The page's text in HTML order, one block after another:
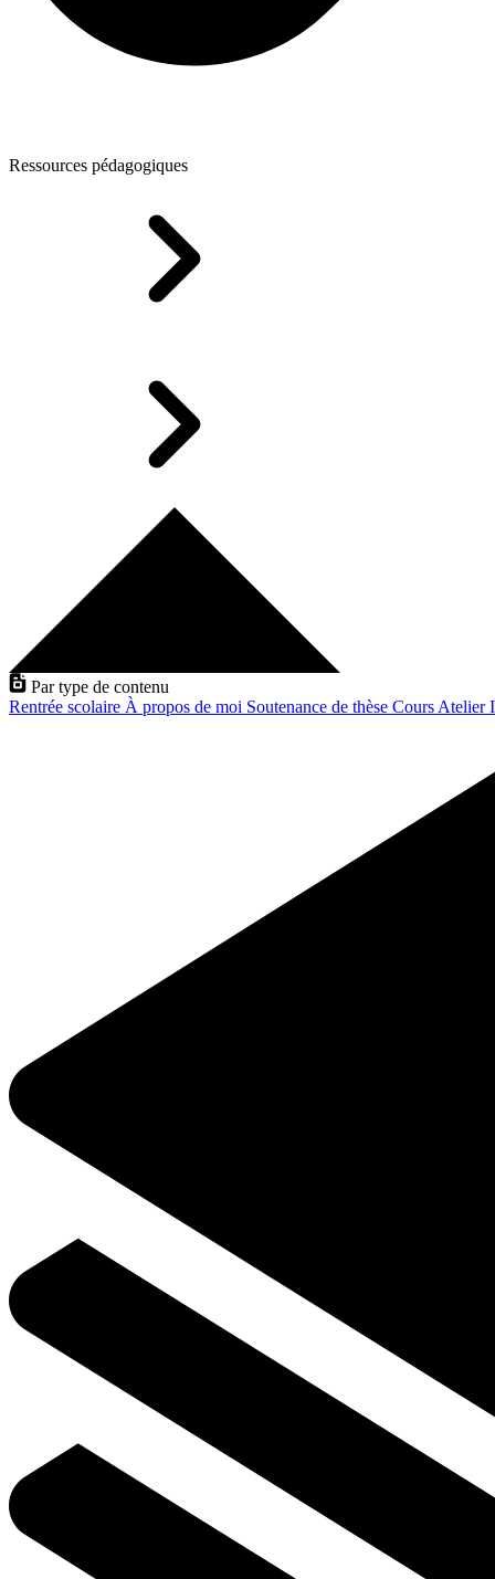
Ressources pédagogiques
Par type de contenu
Rentrée scolaire À propos de moi Soutenance de thèse Cours Atelier